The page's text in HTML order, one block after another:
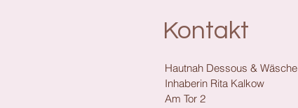
Kontakt
Hautnah Dessous & Wäsche
Inhaberin Rita Kalkow
Am Tor 2